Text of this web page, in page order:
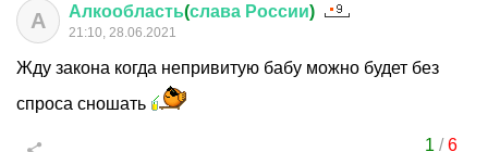
А Алкообласть(слава России)
21:10, 28.06.2021
Жду закона когда непривитую бабу можно будет без
спроса сношать
1 /6